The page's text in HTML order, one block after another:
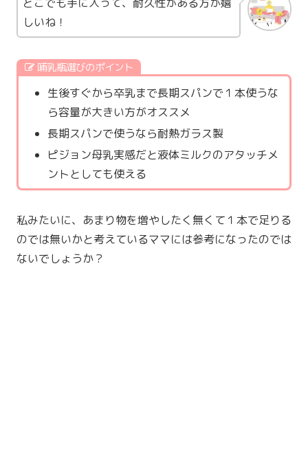
しいね！
哺乳瓶選びのポイント
生後すぐから卒乳まで長期スパンで１本使うな
ら容量が大きい方がオススメ
長期スパンで使うなら耐熱ガラス製
ピジョン母乳実感だと液体ミルクのアタッチメ
ントとしても使える
私みたいに、あまり物を増やしたく無くて１本で足りる
のでは無いかと考えているママには参考になったのでは
ないでしょうか？